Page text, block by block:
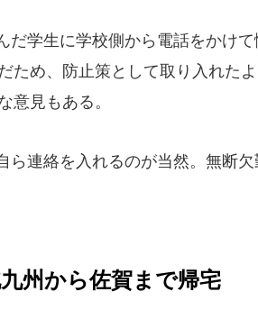
学生に学校側から電話をかけ
ため、防止策として取り入れたよ
意見もある。
連絡を入れるのが当然。無断
州から佐賀まで帰宅